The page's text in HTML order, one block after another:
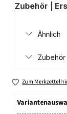
Zubehör |
Ähnlich
Zubehör
Zum Merkzettel